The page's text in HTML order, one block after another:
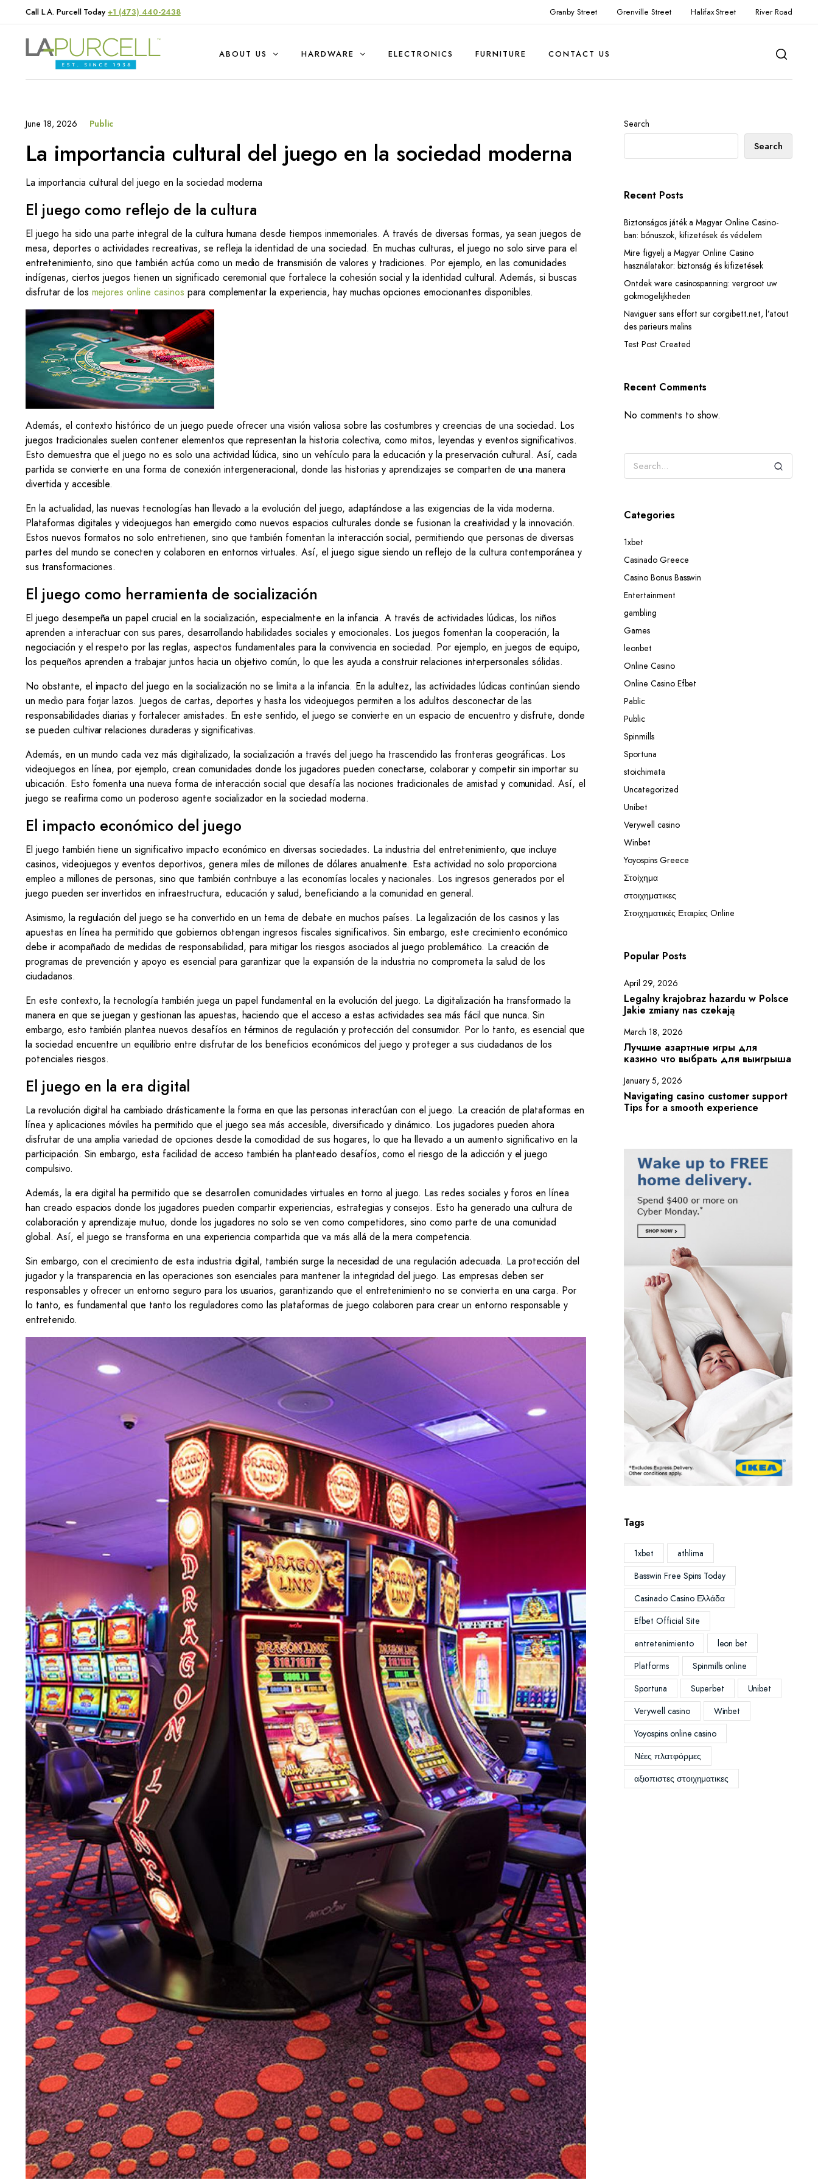
Call L.A. Purcell Today+1 (473) 440-2438 Granby Street Grenville Street Halifax Street River Road
ABOUT US
Hardware
Livestock
HARDWARE ELECTRONICS FURNITURE CONTACT US
June 18, 2026 Public
La importancia cultural del juego en la sociedad moderna
La importancia cultural del juego en la sociedad moderna
El juego como reflejo de la cultura
El juego ha sido una parte integral de la cultura humana desde tiempos inmemoriales. A través de diversas formas, ya sean juegos de
mesa, deportes o actividades recreativas, se refleja la identidad de una sociedad. En muchas culturas, el juego no solo sirve para el
entretenimiento, sino que también actúa como un medio de transmisión de valores y tradiciones. Por ejemplo, en las comunidades
indígenas, ciertos juegos tienen un significado ceremonial que fortalece la cohesión social y la identidad cultural. Además, si buscas
disfrutar de los mejores online casinos para complementar la experiencia, hay muchas opciones emocionantes disponibles.
Además, el contexto histórico de un juego puede ofrecer una visión valiosa sobre las costumbres y creencias de una sociedad. Los
juegos tradicionales suelen contener elementos que representan la historia colectiva, como mitos, leyendas y eventos significativos.
Esto demuestra que el juego no es solo una actividad lúdica, sino un vehículo para la educación y la preservación cultural. Así, cada
partida se convierte en una forma de conexión intergeneracional, donde las historias y aprendizajes se comparten de una manera
divertida y accesible.
En la actualidad, las nuevas tecnologías han llevado a la evolución del juego, adaptándose a las exigencias de la vida moderna.
Plataformas digitales y videojuegos han emergido como nuevos espacios culturales donde se fusionan la creatividad y la innovación.
Estos nuevos formatos no solo entretienen, sino que también fomentan la interacción social, permitiendo que personas de diversas
partes del mundo se conecten y colaboren en entornos virtuales. Así, el juego sigue siendo un reflejo de la cultura contemporánea y
sus transformaciones.
El juego como herramienta de socialización
El juego desempeña un papel crucial en la socialización, especialmente en la infancia. A través de actividades lúdicas, los niños
aprenden a interactuar con sus pares, desarrollando habilidades sociales y emocionales. Los juegos fomentan la cooperación, la
negociación y el respeto por las reglas, aspectos fundamentales para la convivencia en sociedad. Por ejemplo, en juegos de equipo,
los pequeños aprenden a trabajar juntos hacia un objetivo común, lo que les ayuda a construir relaciones interpersonales sólidas.
No obstante, el impacto del juego en la socialización no se limita a la infancia. En la adultez, las actividades lúdicas continúan siendo
un medio para forjar lazos. Juegos de cartas, deportes y hasta los videojuegos permiten a los adultos desconectar de las
responsabilidades diarias y fortalecer amistades. En este sentido, el juego se convierte en un espacio de encuentro y disfrute, donde
se pueden cultivar relaciones duraderas y significativas.
Además, en un mundo cada vez más digitalizado, la socialización a través del juego ha trascendido las fronteras geográficas. Los
videojuegos en línea, por ejemplo, crean comunidades donde los jugadores pueden conectarse, colaborar y competir sin importar su
ubicación. Esto fomenta una nueva forma de interacción social que desafía las nociones tradicionales de amistad y comunidad. Así, el
juego se reafirma como un poderoso agente socializador en la sociedad moderna.
El impacto económico del juego
El juego también tiene un significativo impacto económico en diversas sociedades. La industria del entretenimiento, que incluye
casinos, videojuegos y eventos deportivos, genera miles de millones de dólares anualmente. Esta actividad no solo proporciona
empleo a millones de personas, sino que también contribuye a las economías locales y nacionales. Los ingresos generados por el
juego pueden ser invertidos en infraestructura, educación y salud, beneficiando a la comunidad en general.
Asimismo, la regulación del juego se ha convertido en un tema de debate en muchos países. La legalización de los casinos y las
apuestas en línea ha permitido que gobiernos obtengan ingresos fiscales significativos. Sin embargo, este crecimiento económico
debe ir acompañado de medidas de responsabilidad, para mitigar los riesgos asociados al juego problemático. La creación de
programas de prevención y apoyo es esencial para garantizar que la expansión de la industria no comprometa la salud de los
ciudadanos.
En este contexto, la tecnología también juega un papel fundamental en la evolución del juego. La digitalización ha transformado la
manera en que se juegan y gestionan las apuestas, haciendo que el acceso a estas actividades sea más fácil que nunca. Sin
embargo, esto también plantea nuevos desafíos en términos de regulación y protección del consumidor. Por lo tanto, es esencial que
la sociedad encuentre un equilibrio entre disfrutar de los beneficios económicos del juego y proteger a sus ciudadanos de los
potenciales riesgos.
El juego en la era digital
La revolución digital ha cambiado drásticamente la forma en que las personas interactúan con el juego. La creación de plataformas en
línea y aplicaciones móviles ha permitido que el juego sea más accesible, diversificado y dinámico. Los jugadores pueden ahora
disfrutar de una amplia variedad de opciones desde la comodidad de sus hogares, lo que ha llevado a un aumento significativo en la
participación. Sin embargo, esta facilidad de acceso también ha planteado desafíos, como el riesgo de la adicción y el juego
compulsivo.
Además, la era digital ha permitido que se desarrollen comunidades virtuales en torno al juego. Las redes sociales y foros en línea
han creado espacios donde los jugadores pueden compartir experiencias, estrategias y consejos. Esto ha generado una cultura de
colaboración y aprendizaje mutuo, donde los jugadores no solo se ven como competidores, sino como parte de una comunidad
global. Así, el juego se transforma en una experiencia compartida que va más allá de la mera competencia.
Sin embargo, con el crecimiento de esta industria digital, también surge la necesidad de una regulación adecuada. La protección del
jugador y la transparencia en las operaciones son esenciales para mantener la integridad del juego. Las empresas deben ser
responsables y ofrecer un entorno seguro para los usuarios, garantizando que el entretenimiento no se convierta en una carga. Por
lo tanto, es fundamental que tanto los reguladores como las plataformas de juego colaboren para crear un entorno responsable y
entretenido.
Search
Search
Recent Posts
Biztonságos játék a Magyar Online Casino-
ban: bónuszok, kifizetések és védelem
Mire figyelj a Magyar Online Casino
használatakor: biztonság és kifizetések
Ontdek ware casinospanning: vergroot uw
gokmogelijkheden
Naviguer sans effort sur corgibett.net, l’atout
des parieurs malins
Test Post Created
Recent Comments
No comments to show.
Categories
1xbet
Casinado Greece
Casino Bonus Basswin
Entertainment
gambling
Games
leonbet
Online Casino
Online Casino Efbet
Pablic
Public
Spinmills
Sportuna
stoichimata
Uncategorized
Unibet
Verywell casino
Winbet
Yoyospins Greece
Στοίχημα
στοιχηματικες
Στοιχηματικές Εταιρίες Online
Popular Posts
April 29, 2026
Legalny krajobraz hazardu w Polsce
Jakie zmiany nas czekają
March 18, 2026
Лучшие азартные игры для
казино что выбрать для выигрыша
January 5, 2026
Navigating casino customer support
Tips for a smooth experience
Tags
1xbet
athlima
Basswin Free Spins Today
Casinado Casino Ελλάδα
Efbet Official Site
entretenimiento
leon bet
Platforms
Spinmills online
Sportuna
Superbet
Unibet
Verywell casino
Winbet
Yoyospins online casino
Νέες πλατφόρμες
αξιοπιστες στοιχηματικες